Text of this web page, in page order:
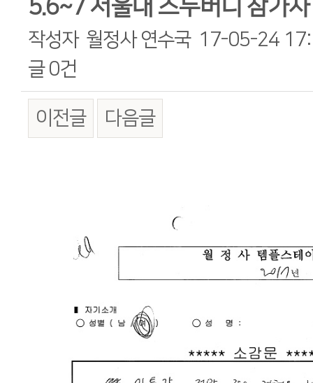
5.6~7 서울대 스누버디 참가
작성자 월정사 연수국 17-05-24
글 0건
이전글 다음글